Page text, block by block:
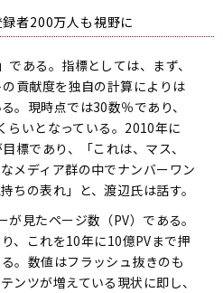
者200万人も視野に
ある。指標としては、まず、
貢献度を独自の計算によりは
。現時点では30数％であり、
らいとなっている。2010年に
標であり、「これは、マス、
メディア群の中でナンバーワン
ちの表れ」と、渡辺氏は話す。
見たページ数（PV）である。
、これを10年に10億PVまで押
。数値はフラッシュ抜きのも
ンツが増えている現状に即し、